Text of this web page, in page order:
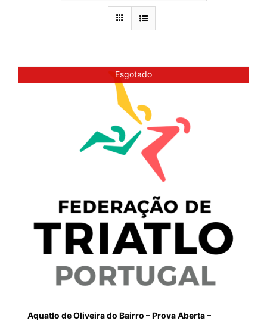
Esgotado
Aquatlo de Oliveira do Bairro – Prova Aberta –